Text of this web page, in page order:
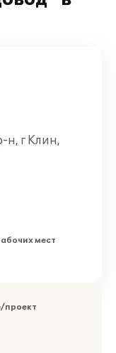
н, г Клин,
мест
проект